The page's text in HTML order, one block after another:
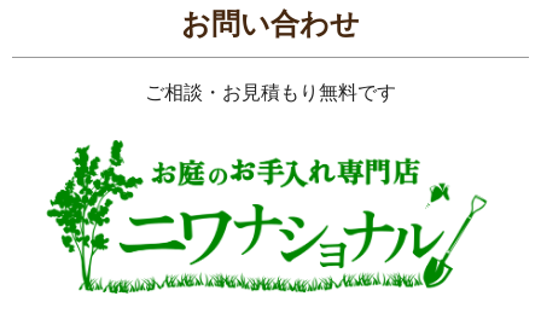
お問い合わせ
ご相談・お見積もり無料です